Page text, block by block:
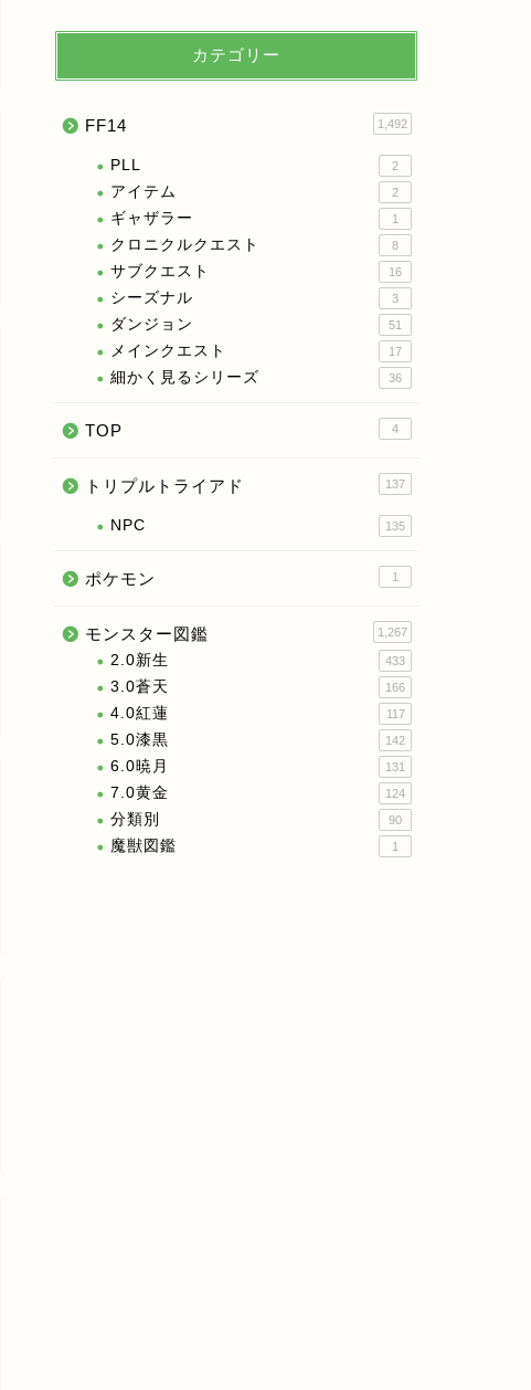
カテゴリー
FF14 1,492
PLL 2
アイテム 2
ギャザラー 1
クロニクルクエスト 8
サブクエスト 16
シーズナル 3
ダンジョン 51
メインクエスト 17
細かく見るシリーズ 36
TOP 4
トリプルトライアド 137
NPC 135
ポケモン 1
モンスター図鑑 1,267
2.0新生 433
3.0蒼天 166
4.0紅蓮 117
5.0漆黒 142
6.0暁月 131
7.0黄金 124
分類別 90
魔獣図鑑 1